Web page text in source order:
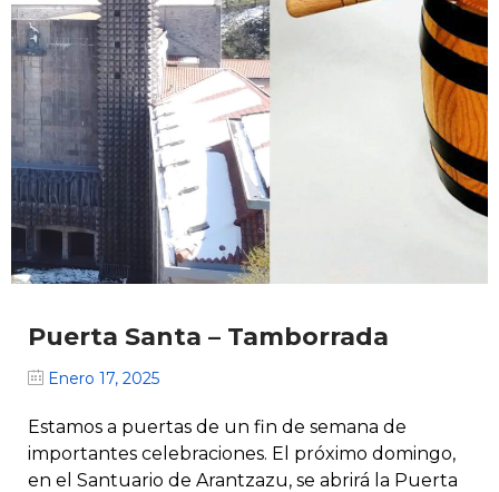
Puerta Santa – Tamborrada
Enero 17, 2025
Estamos a puertas de un fin de semana de
importantes celebraciones. El próximo domingo,
en el Santuario de Arantzazu, se abrirá la Puerta